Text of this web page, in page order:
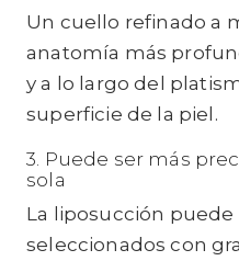
Un cuello refinado a
anatomía más
y a lo largo del
superficie de la piel.
3. Puede ser más
sola
La liposucción puede
seleccionados con